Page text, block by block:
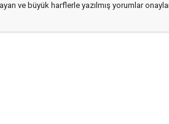
ve büyük harflerle yazılmış yorumlar